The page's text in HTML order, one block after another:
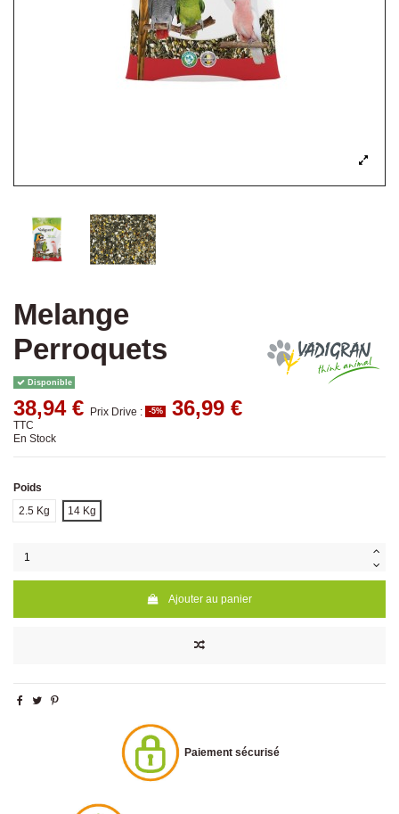
Melange
Perroquets
Disponible
38,94 € Prix Drive : -5% 36,99 €
TTC
En Stock
Poids
2.5 Kg
14 Kg
Ajouter au panier
Paiement sécurisé